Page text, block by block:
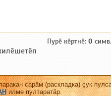
Пурӗ кӗртнӗ: 0
сарӑм (раскладка) ҫук
илме пултаратӑр.